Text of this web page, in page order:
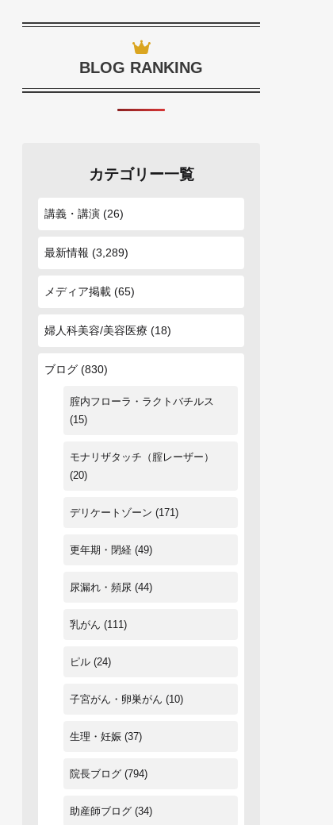
BLOG RANKING
カテゴリー一覧
講義・講演 (26)
最新情報 (3,289)
メディア掲載 (65)
婦人科美容/美容医療 (18)
ブログ (830)
腟内フローラ・ラクトバチルス
(15)
モナリザタッチ（腟レーザー）
(20)
デリケートゾーン (171)
更年期・閉経 (49)
尿漏れ・頻尿 (44)
乳がん (111)
ピル (24)
子宮がん・卵巣がん (10)
生理・妊娠 (37)
院長ブログ (794)
助産師ブログ (34)